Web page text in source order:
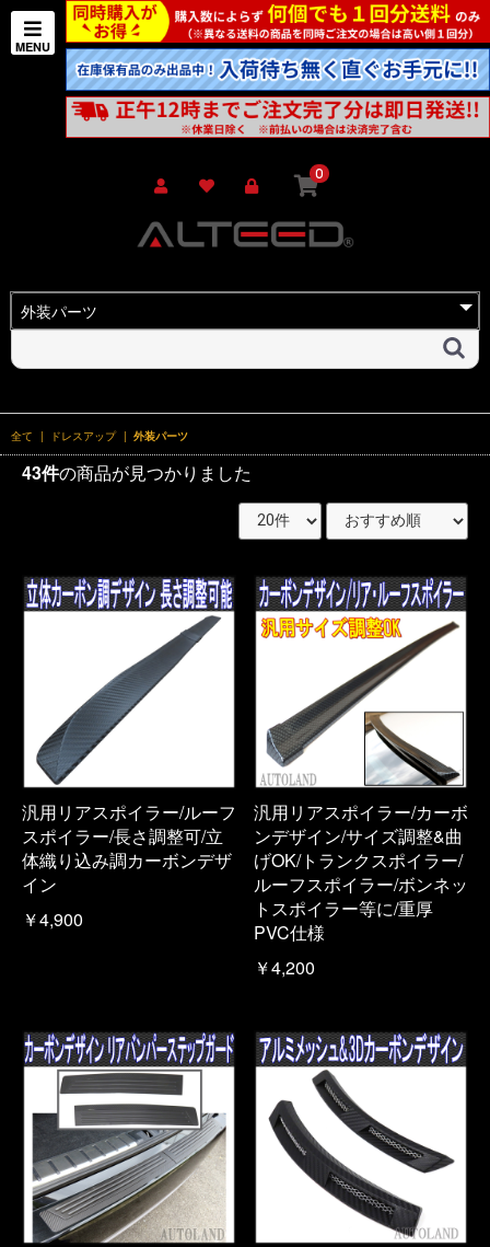
0
全て | ドレスアップ | 外装パーツ
43件の商品が見つかりました
汎用リアスポイラー/ルーフ
スポイラー/長さ調整可/立
体織り込み調カーボンデザ
イン
￥4,900
汎用リアスポイラー/カーボ
ンデザイン/サイズ調整&曲
げOK/トランクスポイラー/
ルーフスポイラー/ボンネッ
トスポイラー等に/重厚
PVC仕様
￥4,200